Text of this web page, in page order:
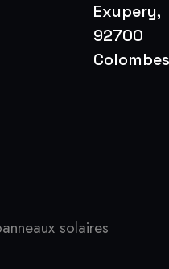
Exupery,
92700
Colombes
solaires